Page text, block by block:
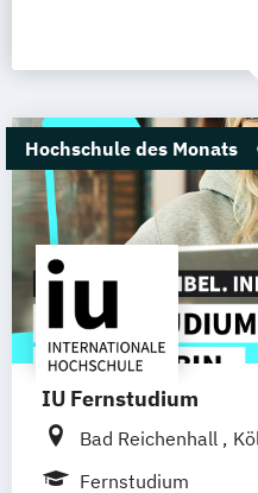
Hochschule des Monats
IU Fernstudium
Bad Reichenhall
Kiel
Frankfurt am
Fernstudium